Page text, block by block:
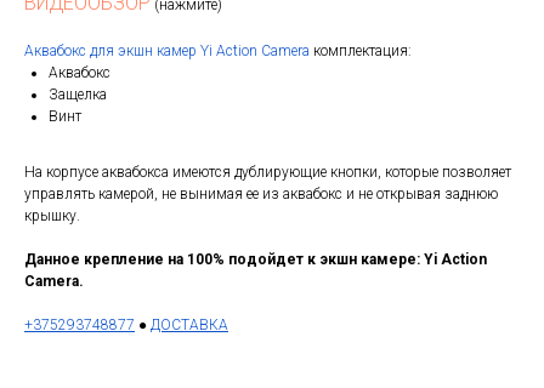
(нажмите)
Аквабокс для экшн камер Yi Action Camera комплектация:
Аквабокс
Защелка
Винт
На корпусе аквабокса имеются дублирующие кнопки, которые позволяет
управлять камерой, не вынимая ее из аквабокс и не открывая заднюю
крышку.
Данное крепление на 100% подойдет к экшн камере: Yi Action
Camera.
+375293748877 ● ДОСТАВКА